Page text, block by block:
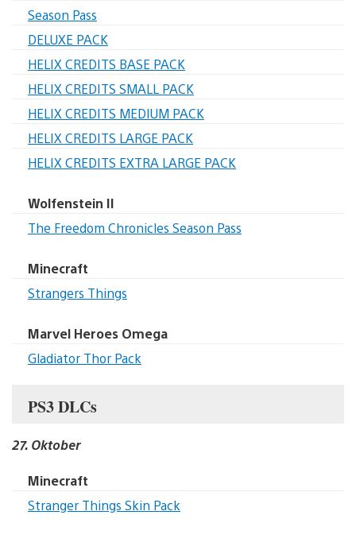
Season Pass
DELUXE PACK
HELIX CREDITS BASE PACK
HELIX CREDITS SMALL PACK
HELIX CREDITS MEDIUM PACK
HELIX CREDITS LARGE PACK
HELIX CREDITS EXTRA LARGE PACK
Wolfenstein II
The Freedom Chronicles Season Pass
Minecraft
Strangers Things
Marvel Heroes Omega
Gladiator Thor Pack
PS3 DLCs
27. Oktober
Minecraft
Stranger Things Skin Pack